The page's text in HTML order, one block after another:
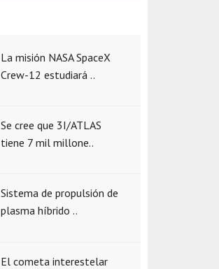
La misión NASA SpaceX
Crew-12 estudiará ..
Se cree que 3I/ATLAS
tiene 7 mil millone..
Sistema de propulsión de
plasma híbrido ..
El cometa interestelar